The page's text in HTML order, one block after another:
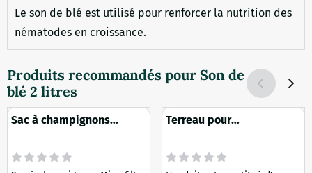
Le son de blé est utilisé pour renforcer la nutrition des
nématodes en croissance.
Produits recommandés pour Son de
blé 2 litres
Sac à champignons
Terreau pour